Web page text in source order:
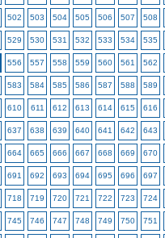
502 503 504 505 506 507 508
529 530 531 532 533 534 535
556 557 558 559 560 561 562
583 584 585 586 587 588 589
610 611 612 613 614 615 616
637 638 639 640 641 642 643
664 665 666 667 668 669 670
691 692 693 694 695 696 697
718 719 720 721 722 723 724
745 746 747 748 749 750 751